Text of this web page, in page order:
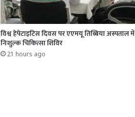
विश्व हेपेटाइटिस दिवस पर एएमयू तिब्बिया अस्पताल में
निःशुल्क चिकित्सा शिविर
21 hours ago